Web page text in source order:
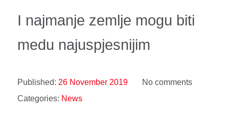
I najmanje zemlje mogu biti
medu najuspjesnijim
Published: 26 November 2019
No comments
Categories: News